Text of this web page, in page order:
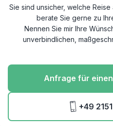
Sie sind unsicher, welche
berate Sie gerne zu
Nennen Sie mir Ihre
unverbindlichen,
Anfrage für
+49